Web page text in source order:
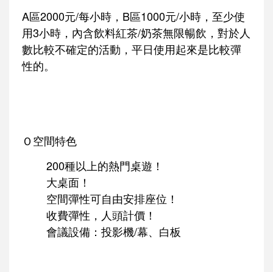
A區2000元/每小時，B區1000元/小時，至少使
用3小時，內含飲料紅茶/奶茶無限暢飲，對於人
數比較不確定的活動，平日使用起來是比較彈
性的。
Ｏ空間特色
200種以上的熱門桌遊！
大桌面！
空間彈性可自由安排座位！
收費彈性，人頭計價！
會議設備：投影機/幕、白板